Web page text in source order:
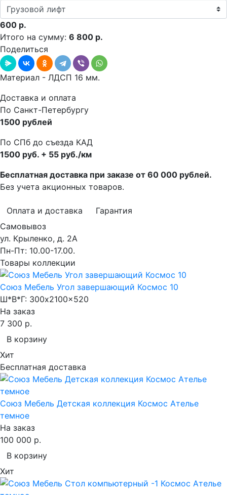
600 р.
Итого на сумму: 6 800 р.
Поделиться
Материал - ЛДСП 16 мм.
Доставка и оплата
По Санкт-Петербургу
1500 рублей
По СПб до съезда КАД
1500 руб. + 55 руб./км
Бесплатная доставка при заказе от 60 000 рублей.
Без учета акционных товаров.
Оплата и доставка
Гарантия
Самовывоз
ул. Крыленко, д. 2А
Пн-Пт: 10.00-17.00.
Товары коллекции
Союз Мебель Угол завершающий Космос 10
Ш*В*Г: 300x2100x520
На заказ
7 300 р.
В корзину
Хит
Бесплатная доставка
Союз Мебель Детская коллекция Космос Ателье
темное
На заказ
100 000 р.
В корзину
Хит